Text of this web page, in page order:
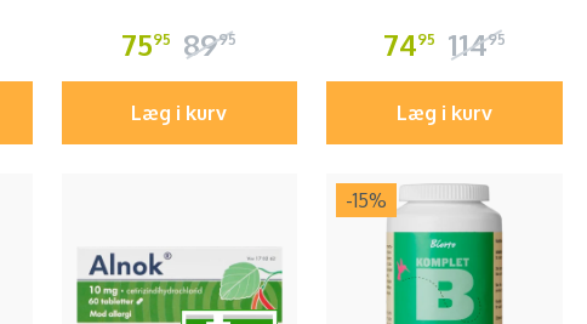
7595 8995
Læg i kurv
7495 11495
Læg i kurv
-15%